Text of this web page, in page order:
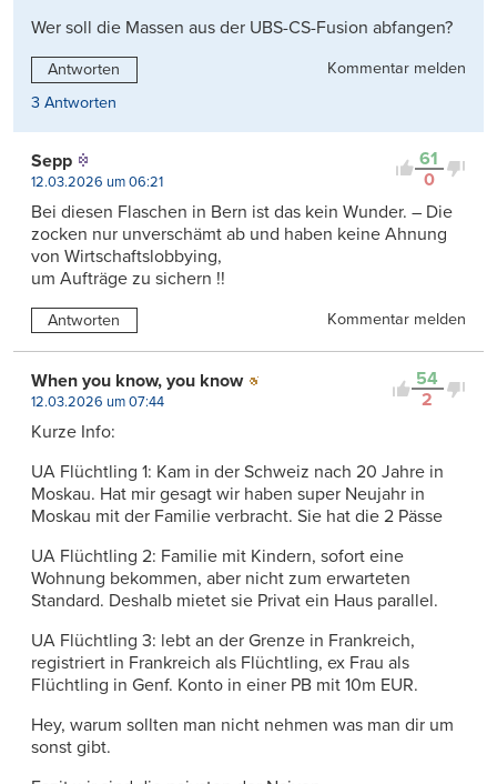
Wer soll die Massen aus der UBS-CS-Fusion abfangen?
Antworten
Kommentar melden
3 Antworten
61
0
Sepp
12.03.2026 um 06:21
Bei diesen Flaschen in Bern ist das kein Wunder. – Die
zocken nur unverschämt ab und haben keine Ahnung
von Wirtschaftslobbying,
um Aufträge zu sichern !!
Antworten Kommentar melden
54
2
When you know, you know
12.03.2026 um 07:44
Kurze Info:
UA Flüchtling 1: Kam in der Schweiz nach 20 Jahre in
Moskau. Hat mir gesagt wir haben super Neujahr in
Moskau mit der Familie verbracht. Sie hat die 2 Pässe
UA Flüchtling 2: Familie mit Kindern, sofort eine
Wohnung bekommen, aber nicht zum erwarteten
Standard. Deshalb mietet sie Privat ein Haus parallel.
UA Flüchtling 3: lebt an der Grenze in Frankreich,
registriert in Frankreich als Flüchtling, ex Frau als
Flüchtling in Genf. Konto in einer PB mit 10m EUR.
Hey, warum sollten man nicht nehmen was man dir um
sonst gibt.